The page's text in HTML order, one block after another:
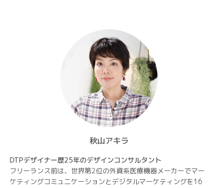
秋山アキラ
DTPデザイナー歴25年のデザインコンサルタント
フリーランス前は、世界第2位の外資系医療機器メーカーでマー
ケティングコミュニケーションとデジタルマーケティングを16